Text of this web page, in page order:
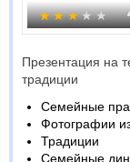
Презентация на
традиции
Семейные
Фотографии
Традиции
Семейные